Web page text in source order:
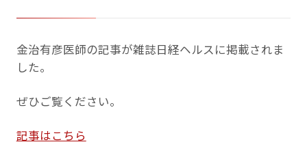
金治有彦医師の記事が雑誌日経ヘルスに掲載されま
した。
ぜひご覧ください。
記事はこちら